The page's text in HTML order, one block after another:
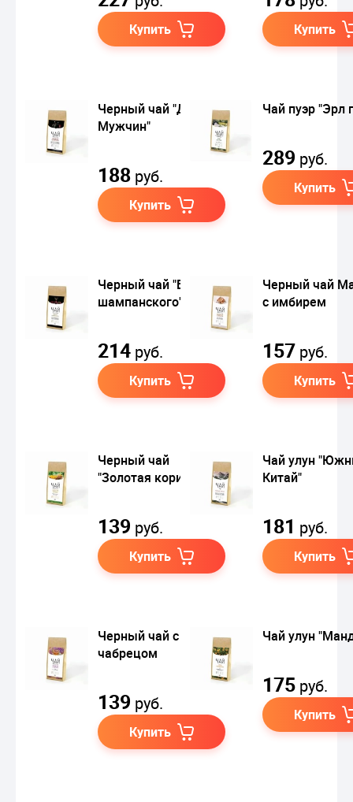
Купить Купить
Черный чай "Для
Мужчин"
188 руб.
Купить
Чай пуэр "Эрл
289 руб.
Купить
Черный чай "Брызги
шампанского"
214 руб.
Купить
Черный чай
с имбирем
157 руб.
Купить
Черный чай
"Золотая корица"
139 руб.
Купить
Чай улун
Китай"
181 руб.
Купить
Черный чай с
чабрецом
139 руб.
Купить
Чай улун
175 руб.
Купить